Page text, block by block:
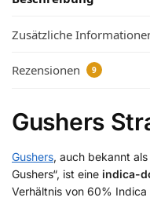
Zusätzliche
Rezensionen 9
Gushers
Gushers, auch bekannt als
Gushers“, ist eine indica-
Verhältnis von 60%